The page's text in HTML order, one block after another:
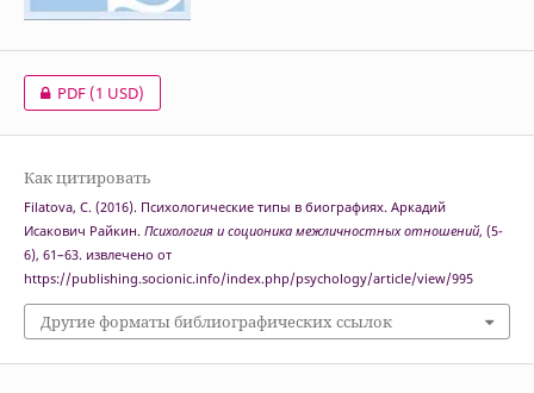
PDF(1 USD)
Как цитировать
Filatova, C. (2016). Психологические типы в биографиях. Аркадий
Исакович Райкин. Психология и соционика межличностных отношений, (5-
6), 61–63. извлечено от
https://publishing.socionic.info/index.php/psychology/article/view/995
Другие форматы библиографических ссылок